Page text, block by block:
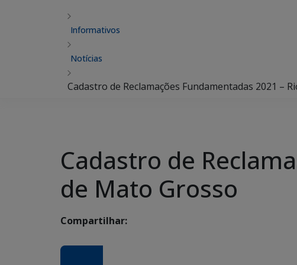
Informativos
Notícias
Cadastro de Reclamações Fundamentadas 2021 –
Cadastro de
de Mato Grosso
Compartilhar: